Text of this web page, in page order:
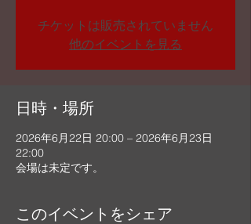
チケットは販売されていません
他のイベントを見る
日時・場所
2026年6月22日 20:00 – 2026年6月23日
22:00
会場は未定です。
このイベントをシェア